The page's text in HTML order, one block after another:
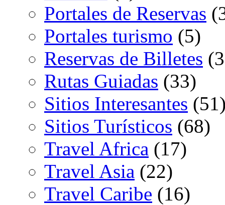
Portales de Reservas
Portales turismo (5)
Reservas de Billetes
Rutas Guiadas (33)
Sitios Interesantes
Sitios Turísticos (68)
Travel Africa (17)
Travel Asia (22)
Travel Caribe (16)